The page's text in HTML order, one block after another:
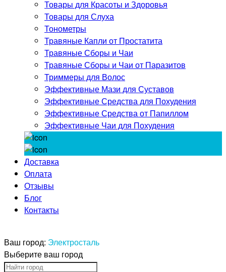
Товары для Красоты и Здоровья
Товары для Слуха
Тонометры
Травяные Капли от Простатита
Травяные Сборы и Чаи
Травяные Сборы и Чаи от Паразитов
Триммеры для Волос
Эффективные Мази для Суставов
Эффективные Средства для Похудения
Эффективные Средства от Папиллом
Эффективные Чаи для Похудения
Доставка
Оплата
Отзывы
Блог
Контакты
Ваш город: Электросталь
Выберите ваш город